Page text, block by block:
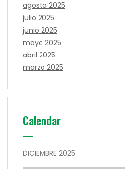
agosto 2025
julio 2025
junio 2025
mayo 2025
abril 2025
marzo 2025
Calendar
DICIEMBRE 2025